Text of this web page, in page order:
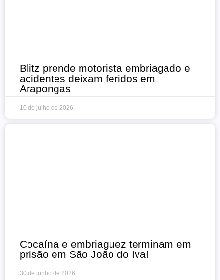
Blitz prende motorista embriagado e
acidentes deixam feridos em
Arapongas
10 de julho de 2026
Cocaína e embriaguez terminam em
prisão em São João do Ivaí
30 de junho de 2026